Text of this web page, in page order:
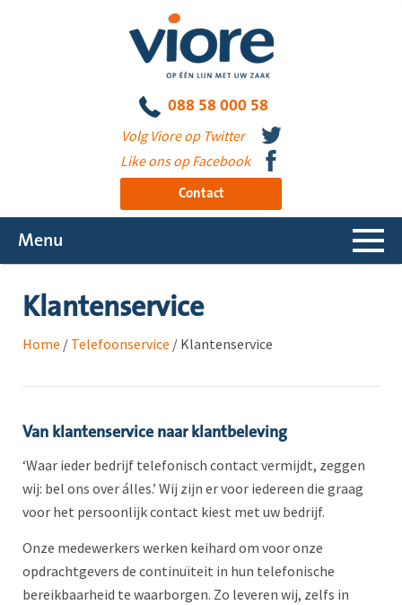
088 58 000 58
Volg Viore op Twitter
Like ons op Facebook
Contact
Menu
Klantenservice
Home / Telefoonservice / Klantenservice
Van klantenservice naar klantbeleving
‘Waar ieder bedrijf telefonisch contact vermijdt, zeggen
wij: bel ons over álles.’ Wij zijn er voor iedereen die graag
voor het persoonlijk contact kiest met uw bedrijf.
Onze medewerkers werken keihard om voor onze
opdrachtgevers de continuïteit in hun telefonische
bereikbaarheid te waarborgen. Zo leveren wij, zelfs in